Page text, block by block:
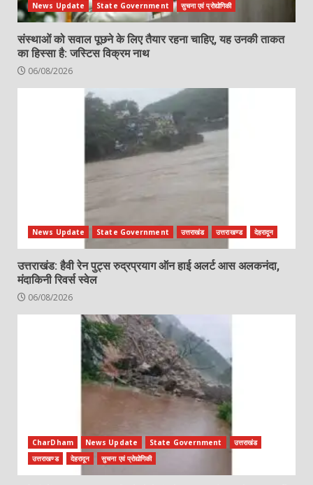
News Update State Government सुचना एवं प्रोद्योगिकी
संस्थाओं को सवाल पूछने के लिए तैयार रहना चाहिए, यह उनकी ताकत
का हिस्सा है: जस्टिस विक्रम नाथ
06/08/2026
News Update State Government उत्तराखंड उत्तराखण्ड देहरादून
उत्तराखंड: हैवी रेन पुट्स रुद्रप्रयाग ऑन हाई अलर्ट आस अलकनंदा,
मंदाकिनी रिवर्स स्वेल
06/08/2026
CharDham News Update State Government
उत्तराखंड
उत्तराखण्ड
देहरादून सुचना एवं प्रोद्योगिकी